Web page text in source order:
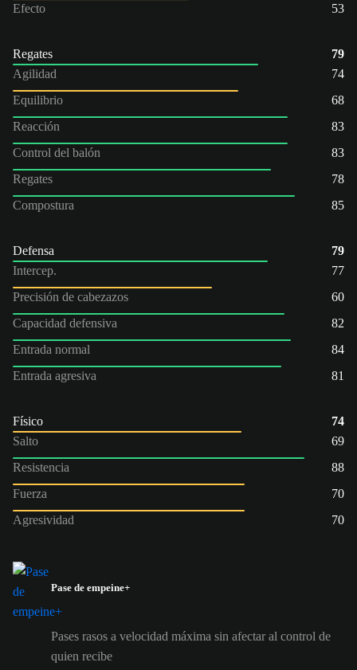
Efecto
53
Regates
79
Agilidad
74
Equilibrio
68
Reacción
83
Control del balón
83
Regates
78
Compostura
85
Defensa
79
Intercep.
77
Precisión de cabezazos
60
Capacidad defensiva
82
Entrada normal
84
Entrada agresiva
81
Físico
74
Salto
69
Resistencia
88
Fuerza
70
Agresividad
70
Pase de empeine+
Pases rasos a velocidad máxima sin afectar al control de
quien recibe